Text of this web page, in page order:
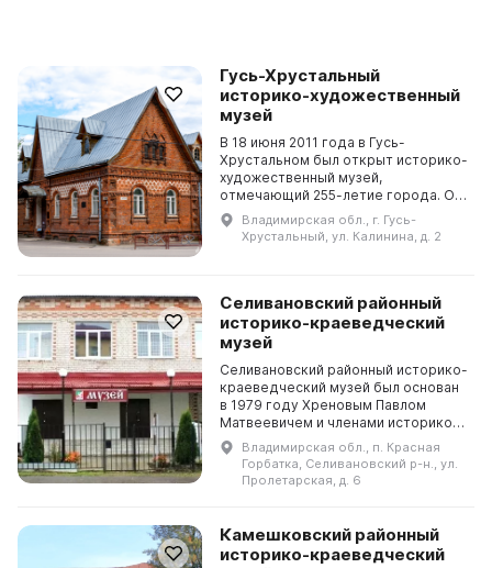
Гусь-Хрустальный
историко-художественный
музей
В 18 июня 2011 года в Гусь-
Хрустальном был открыт историко-
художественный музей,
отмечающий 255-летие города. Он
расположен рядом с Музеем
хрусталя им. Мальцовых и является
частью программы развития т...
Владимирская обл., г. Гусь-
Хрустальный, ул. Калинина, д. 2
Селивановский районный
историко-краеведческий
музей
Селивановский районный историко-
краеведческий музей был основан
в 1979 году Хреновым Павлом
Матвеевичем и членами историко-
краеведческого кружка районного
Дома пионеров. Основными
задачами музея являю...
Владимирская обл., п. Красная
Горбатка, Селивановский р-н., ул.
Пролетарская, д. 6
Камешковский районный
историко-краеведческий